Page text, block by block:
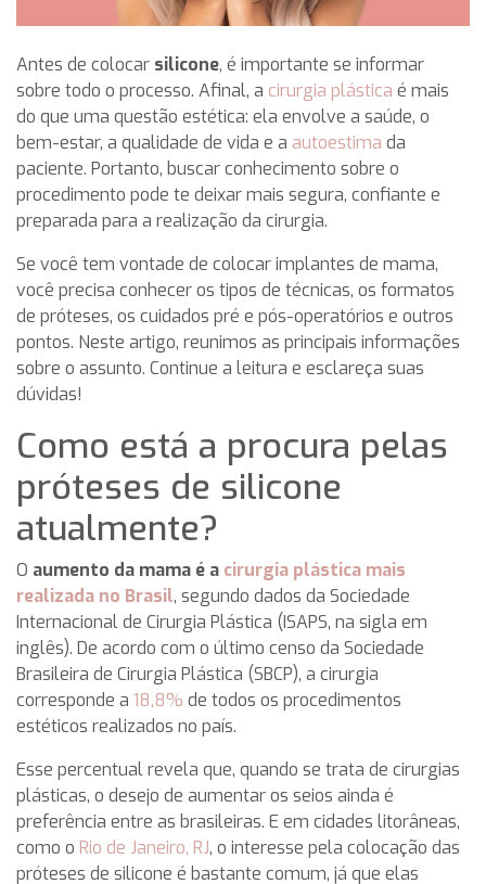
Antes de colocar silicone, é importante se informar
sobre todo o processo. Afinal, a cirurgia plástica é mais
do que uma questão estética: ela envolve a saúde, o
bem-estar, a qualidade de vida e a autoestima da
paciente. Portanto, buscar conhecimento sobre o
procedimento pode te deixar mais segura, confiante e
preparada para a realização da cirurgia.
Se você tem vontade de colocar implantes de mama,
você precisa conhecer os tipos de técnicas, os formatos
de próteses, os cuidados pré e pós-operatórios e outros
pontos. Neste artigo, reunimos as principais informações
sobre o assunto. Continue a leitura e esclareça suas
dúvidas!
Como está a procura pelas
próteses de silicone
atualmente?
O aumento da mama é a cirurgia plástica mais
realizada no Brasil, segundo dados da Sociedade
Internacional de Cirurgia Plástica (ISAPS, na sigla em
inglês). De acordo com o último censo da Sociedade
Brasileira de Cirurgia Plástica (SBCP), a cirurgia
corresponde a 18,8% de todos os procedimentos
estéticos realizados no país.
Esse percentual revela que, quando se trata de cirurgias
plásticas, o desejo de aumentar os seios ainda é
preferência entre as brasileiras. E em cidades litorâneas,
como o Rio de Janeiro, RJ, o interesse pela colocação das
próteses de silicone é bastante comum, já que elas